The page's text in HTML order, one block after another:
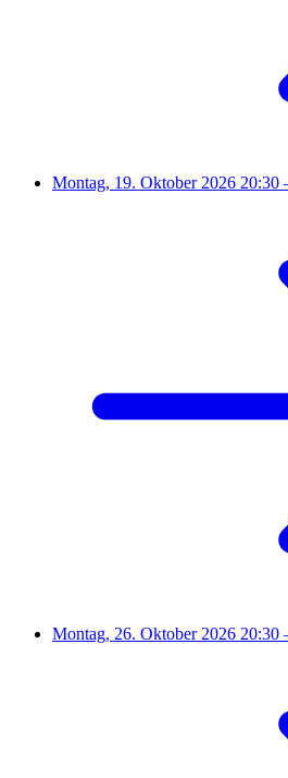
Montag, 19. Oktober 2026 20:30
Montag, 26. Oktober 2026 20:30